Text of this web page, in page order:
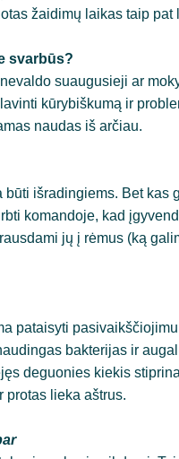
žaidimų laikas taip pat
svarbūs?
suaugusieji ar
kūrybiškumą ir
naudas iš arčiau.
išradingiems. Bet kas
komandoje, kad
jų į rėmus (ką
pataisyti
bakterijas ir
deguonies kiekis
protas lieka aštrus.